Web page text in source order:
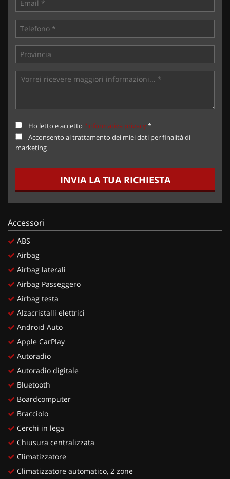
Ho letto e accetto l'informativa privacy*
Acconsento al trattamento dei miei dati per finalità di
marketing
INVIA LA TUA RICHIESTA
Accessori
ABS
Airbag
Airbag laterali
Airbag Passeggero
Airbag testa
Alzacristalli elettrici
Android Auto
Apple CarPlay
Autoradio
Autoradio digitale
Bluetooth
Boardcomputer
Bracciolo
Cerchi in lega
Chiusura centralizzata
Climatizzatore
Climatizzatore automatico, 2 zone